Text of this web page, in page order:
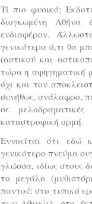
Τί πιο φυσικό;
διογκωμένη Αθήνα
ενδιαφέρον.
γενικότερα ό,τι θα
(αστικού και
τώρα η αφηγηματική
όχι και τον
συνήθως, ανάλαφρο,
σε μελοδραματικές
καταστροφική ορμή.
Εννοείται ότι
γενικότερο πνεύμα
γλώσσα, ιδίως στους
το μεγάλο
παντού: στο τυπικό